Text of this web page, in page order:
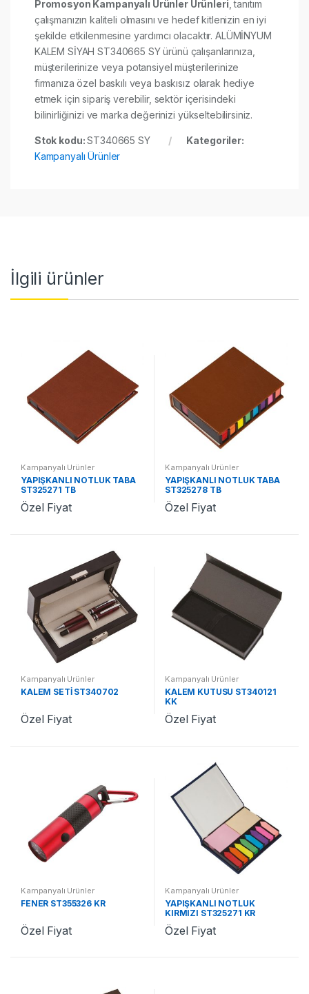
Promosyon Kampanyalı Ürünler Ürünleri , tanıtım
çalışmanızın kaliteli olmasını ve hedef kitlenizin en iyi
şekilde etkilenmesine yardımcı olacaktır. ALÜMİNYUM
KALEM SİYAH ST340665 SY ürünü çalışanlarınıza,
müşterilerinize veya potansiyel müşterilerinize
firmanıza özel baskılı veya baskısız olarak hediye
etmek için sipariş verebilir, sektör içerisindeki
bilinirliğinizi ve marka değerinizi yükseltebilirsiniz.
Stok kodu:ST340665 SY
Kategoriler:
Kampanyalı Ürünler
İlgili ürünler
Kampanyalı Ürünler
YAPIŞKANLI NOTLUK TABA
ST325271 TB
Özel Fiyat
Kampanyalı Ürünler
YAPIŞKANLI NOTLUK TABA
ST325278 TB
Özel Fiyat
Kampanyalı Ürünler
KALEM SETİ ST340702
Özel Fiyat
Kampanyalı Ürünler
KALEM KUTUSU ST340121
KK
Özel Fiyat
Kampanyalı Ürünler
FENER ST355326 KR
Özel Fiyat
Kampanyalı Ürünler
YAPIŞKANLI NOTLUK
KIRMIZI ST325271 KR
Özel Fiyat